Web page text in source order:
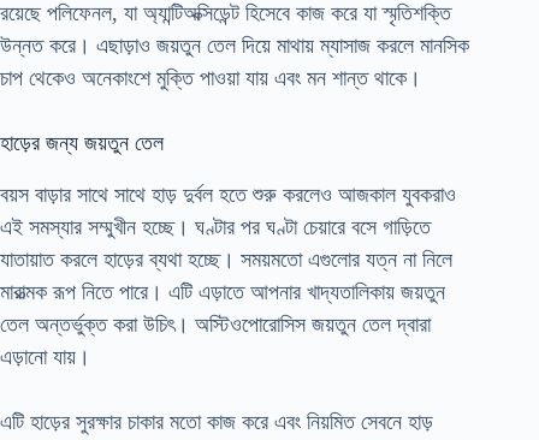
রয়েছে পলিফেনল, যা অ্যান্টিঅক্সিডেন্ট হিসেবে কাজ করে যা স্মৃতিশক্তি
উন্নত করে। এছাড়াও জয়তুন তেল দিয়ে মাথায় ম্যাসাজ করলে মানসিক
চাপ থেকেও অনেকাংশে মুক্তি পাওয়া যায় এবং মন শান্ত থাকে।
হাড়ের জন্য জয়তুন তেল
বয়স বাড়ার সাথে সাথে হাড় দুর্বল হতে শুরু করলেও আজকাল যুবকরাও
এই সমস্যার সম্মুখীন হচ্ছে। ঘণ্টার পর ঘণ্টা চেয়ারে বসে গাড়িতে
যাতায়াত করলে হাড়ের ব্যথা হচ্ছে। সময়মতো এগুলোর যত্ন না নিলে
মারাত্মক রূপ নিতে পারে। এটি এড়াতে আপনার খাদ্যতালিকায় জয়তুন
তেল অন্তর্ভুক্ত করা উচিৎ। অস্টিওপোরোসিস জয়তুন তেল দ্বারা
এড়ানো যায়।
এটি হাড়ের সুরক্ষার চাকার মতো কাজ করে এবং নিয়মিত সেবনে হাড়